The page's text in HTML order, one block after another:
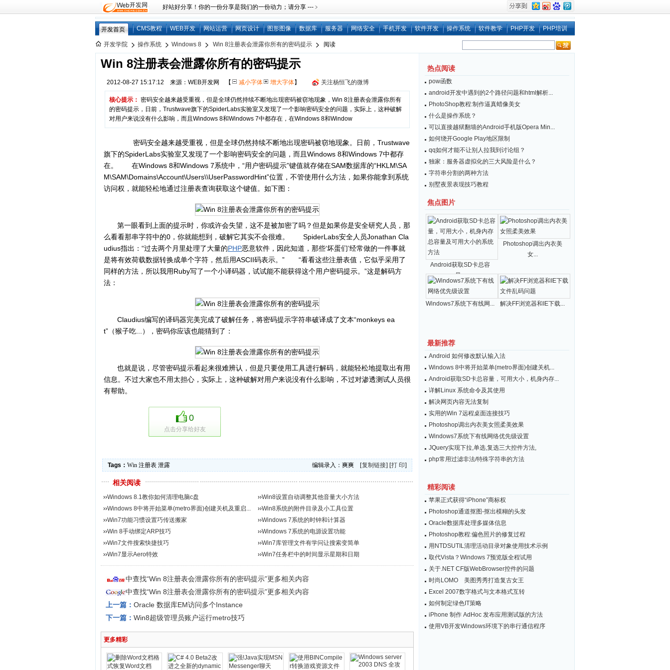
好站好分享！你的一份分享是我们的一份动力；请分享 ---﹥
开发首页 CMS教程 WEB开发 网站运营 网页设计 图形图像 数据库 服务器 网络安全 手机开发 软件开发 操作系统 软件教学 PHP开发 PHP培训
开发学院 操作系统 Windows 8 Win 8注册表会泄露你所有的密码提示 阅读
Win 8注册表会泄露你所有的密码提示
2012-08-27 15:17:12 来源：WEB开发网 【 减小字体 增大字体】 关注杨恒飞的微博
核心提示： 密码安全越来越受重视，但是全球仍然持续不断地出现密码被窃地现象，Win 8注册表会泄露你所有
的密码提示，日前，Trustwave旗下的SpiderLabs实验室又发现了一个影响密码安全的问题，实际上，这种破解
对用户来说没有什么影响，而且Windows 8和Windows 7中都存在，在Windows 8和Window
密码安全越来越受重视，但是全球仍然持续不断地出现密码被窃地现象。日前，Trustwave
旗下的SpiderLabs实验室又发现了一个影响密码安全的问题，而且Windows 8和Windows 7中都存
在。 在Windows 8和Windows 7系统中，“用户密码提示”键值就存储在SAM数据库的“HKLM\SA
M\SAM\Domains\Account\Users\\UserPasswordHint”位置，不管使用什么方法，如果你能拿到系统
访问权，就能轻松地通过注册表查询获取这个键值。如下图：
第一眼看到上面的提示时，你或许会失望，这不是被加密了吗？但是如果你是安全研究人员，那
么看看那串字符中的0，你就能想到，破解它其实不会很难。 SpiderLabs安全人员Jonathan Cla
udius指出：“过去两个月里处理了大量的PHP恶意软件，因此知道，那些‘坏蛋们’经常做的一件事就
是将有效荷载数据转换成单个字符，然后用ASCII码表示。” “看看这些注册表值，它似乎采用了
同样的方法，所以我用Ruby写了一个小译码器，试试能不能获得这个用户密码提示。”这是解码方
法：
Claudius编写的译码器完美完成了破解任务，将密码提示字符串破译成了文本“monkeys ea
t”（猴子吃...），密码你应该也能猜到了：
也就是说，尽管密码提示看起来很难辨认，但是只要使用工具进行解码，就能轻松地提取出有用
信息。不过大家也不用太担心，实际上，这种破解对用户来说没有什么影响，不过对渗透测试人员很
有帮助。
0
点击分享给好友
Tags： Win 注册表 泄露 编辑录入：爽爽 [复制链接] [打 印]
相关阅读
››Windows 8.1教你如何清理电脑c盘 ››Win8设置自动调整其他音量大小方法
››Windows 8中将开始菜单(metro界面)创建关机及重启... ››Win8系统的附件目录及小工具位置
››Win7功能习惯设置巧传送搬家 ››Windows 7系统的时钟和计算器
››Win 8手动绑定ARP技巧 ››Windows 7系统的电源设置功能
››Win7文件搜索快捷技巧 ››Win7库管理文件有学问让搜索变简单
››Win7显示Aero特效 ››Win7任务栏中的时间显示星期和日期
中查找“Win 8注册表会泄露你所有的密码提示”更多相关内容
中查找“Win 8注册表会泄露你所有的密码提示”更多相关内容
上一篇： Oracle 数据库EM访问多个Instance
下一篇： Win8超级管理员账户运行metro技巧
更多精彩
热点阅读
pow函数
android开发中遇到的2个路径问题和html解析...
PhotoShop教程:制作逼真蜡像美女
什么是操作系统？
可以直接越狱翻墙的Android手机版Opera Min...
如何绕开Google Play地区限制
qq如何才能不让别人拉我到讨论组？
独家：服务器虚拟化的三大风险是什么？
字符串分割的两种方法
别墅夜景表现技巧教程
焦点图片
Android获取SD卡总容
量...
Photoshop调出内衣美
女...
Windows7系统下有线网... 解决FF浏览器和IE下载...
最新推荐
Android 如何修改默认输入法
Windows 8中将开始菜单(metro界面)创建关机...
Android获取SD卡总容量，可用大小，机身内存...
详解Linux 系统命令及其使用
解决网页内容无法复制
实用的Win 7远程桌面连接技巧
Photoshop调出内衣美女照柔美效果
Windows7系统下有线网络优先级设置
JQuery实现下拉,单选,复选三大控件方法,
php常用过滤非法/特殊字符串的方法
精彩阅读
苹果正式获得“iPhone”商标权
Photoshop通道抠图-抠出模糊的头发
Oracle数据库处理多媒体信息
Photoshop教程:偏色照片的修复过程
用NTDSUTIL清理活动目录对象使用技术示例
取代Vista？Windows 7预览版全程试用
关于.NET CF版WebBrowser控件的问题
时尚LOMO 美图秀秀打造复古女王
Excel 2007数字格式与文本格式互转
如何制定绿色IT策略
iPhone 制作 AdHoc 发布应用测试版的方法
使用VB开发Windows环境下的串行通信程序